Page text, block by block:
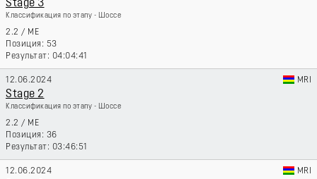
Stage 3
Классификация по этапу - Шоссе
2.2 / ME
53
04:04:41
12.06.2024 MRI
Stage 2
Классификация по этапу - Шоссе
2.2 / ME
36
03:46:51
12.06.2024 MRI